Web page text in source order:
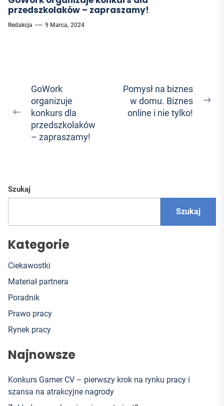
przedszkolaków – zapraszamy!
Redakcja 9 Marca, 2024
Nawigacja
wpisu
Previous
post:
GoWork
organizuje
konkurs dla
przedszkolaków
– zapraszamy!
Pomysł na biznes
w domu. Biznes
online i nie tylko!
Szukaj
Szukaj
Kategorie
Ciekawostki
Materiał partnera
Poradnik
Prawo pracy
Rynek pracy
Najnowsze
Konkurs Gamer CV – pierwszy krok na rynku pracy i
szansa na atrakcyjne nagrody